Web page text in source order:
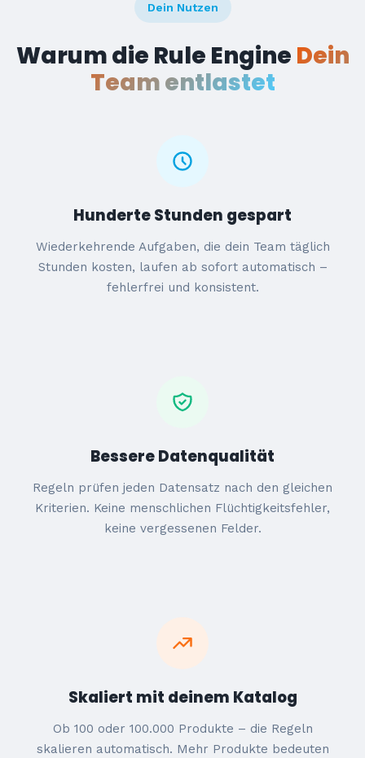
Dein Nutzen
Warum die Rule Engine Dein
Team entlastet
Hunderte Stunden gespart
Wiederkehrende Aufgaben, die dein Team täglich
Stunden kosten, laufen ab sofort automatisch –
fehlerfrei und konsistent.
Bessere Datenqualität
Regeln prüfen jeden Datensatz nach den gleichen
Kriterien. Keine menschlichen Flüchtigkeitsfehler,
keine vergessenen Felder.
Skaliert mit deinem Katalog
Ob 100 oder 100.000 Produkte – die Regeln
skalieren automatisch. Mehr Produkte bedeuten